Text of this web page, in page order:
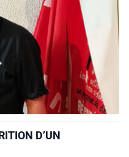
D’UN